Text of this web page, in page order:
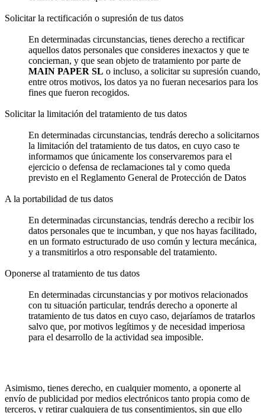
Solicitar la rectificación o supresión de tus datos
En determinadas circunstancias, tienes derecho a rectificar
aquellos datos personales que consideres inexactos y que te
conciernan, y que sean objeto de tratamiento por parte de
MAIN PAPER SL o incluso, a solicitar su supresión cuando,
entre otros motivos, los datos ya no fueran necesarios para los
fines que fueron recogidos.
Solicitar la limitación del tratamiento de tus datos
En determinadas circunstancias, tendrás derecho a solicitarnos
la limitación del tratamiento de tus datos, en cuyo caso te
informamos que únicamente los conservaremos para el
ejercicio o defensa de reclamaciones tal y como queda
previsto en el Reglamento General de Protección de Datos
A la portabilidad de tus datos
En determinadas circunstancias, tendrás derecho a recibir los
datos personales que te incumban, y que nos hayas facilitado,
en un formato estructurado de uso común y lectura mecánica,
y a transmitirlos a otro responsable del tratamiento.
Oponerse al tratamiento de tus datos
En determinadas circunstancias y por motivos relacionados
con tu situación particular, tendrás derecho a oponerte al
tratamiento de tus datos en cuyo caso, dejaríamos de tratarlos
salvo que, por motivos legítimos y de necesidad imperiosa
para el desarrollo de la actividad sea imposible.
Asimismo, tienes derecho, en cualquier momento, a oponerte al
envío de publicidad por medios electrónicos tanto propia como de
terceros, y retirar cualquiera de tus consentimientos, sin que ello